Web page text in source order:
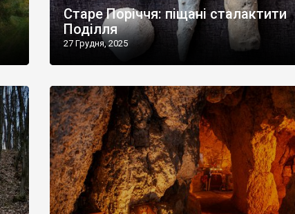
Старе Поріччя: піщані сталактити
Поділля
27 Грудня, 2025